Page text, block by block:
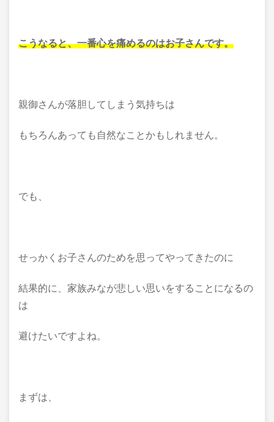
こうなると、一番心を痛めるのはお子さんです。
親御さんが落胆してしまう気持ちは
もちろんあっても自然なことかもしれません。
でも、
せっかくお子さんのためを思ってやってきたのに
結果的に、家族みなが悲しい思いをすることになるの
は
避けたいですよね。
まずは、